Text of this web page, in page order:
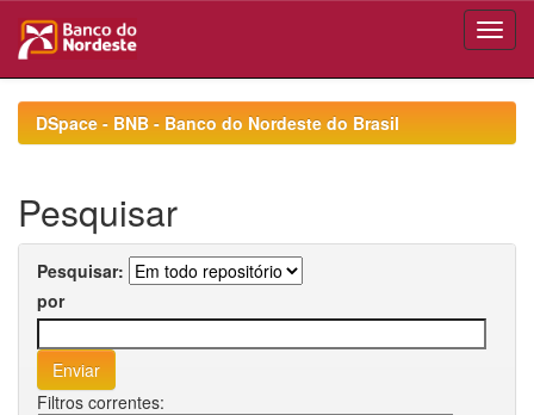
navigationDSpace - BNB - Banco do Nordeste do Brasil
Pesquisar
Pesquisar:
por
Filtros correntes: